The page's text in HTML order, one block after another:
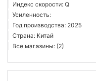
Индекс скорости: Q
Усиленность:
Год производства: 2025
Страна: Китай
Все магазины: (2)